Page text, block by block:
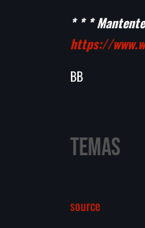
* * *
https://
BB
Temas
source